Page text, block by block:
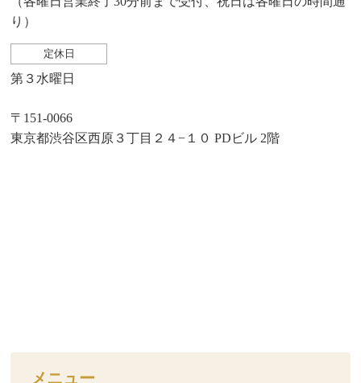
り）
定休日
第３水曜日
〒151-0066
東京都渋谷区西原３丁目２４−１０ PDビル 2階
メニュー